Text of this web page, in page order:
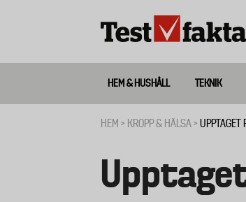
Huvudmeny
ny
HEM & HUSHÅLL TEKNIK
HEM KROPP & HÄLSA UPPTAGET